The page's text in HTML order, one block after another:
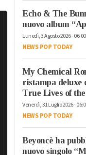
Echo & The
nuovo album
Lunedì, 3 Agosto 2026 - 06:00
NEWS POP TODAY
My Chemical
ristampa deluxe
True Lives of
Venerdì, 31 Luglio 2026 -
NEWS POP TODAY
Beyoncè ha
nuovo singolo